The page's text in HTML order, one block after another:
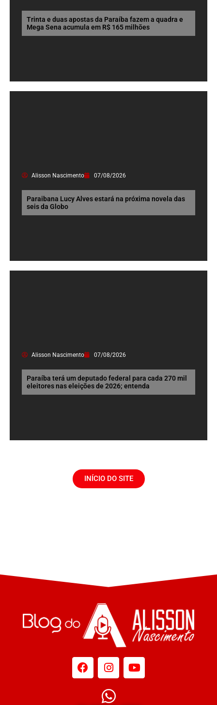
Trinta e duas apostas da Paraíba fazem a quadra e
Mega Sena acumula em R$ 165 milhões
Alisson Nascimento 07/08/2026
Paraibana Lucy Alves estará na próxima novela das
seis da Globo
Alisson Nascimento 07/08/2026
Paraíba terá um deputado federal para cada 270 mil
eleitores nas eleições de 2026; entenda
INÍCIO DO SITE